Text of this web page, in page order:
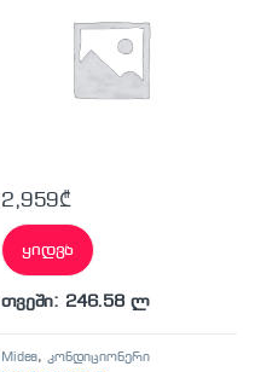
2,959₾
ყიდვა
თვეში: 246.58 ლ
Midea,კონდიციონერი